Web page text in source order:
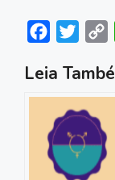
c
e
b
o
o
i
t
t
e
p
y
Leia